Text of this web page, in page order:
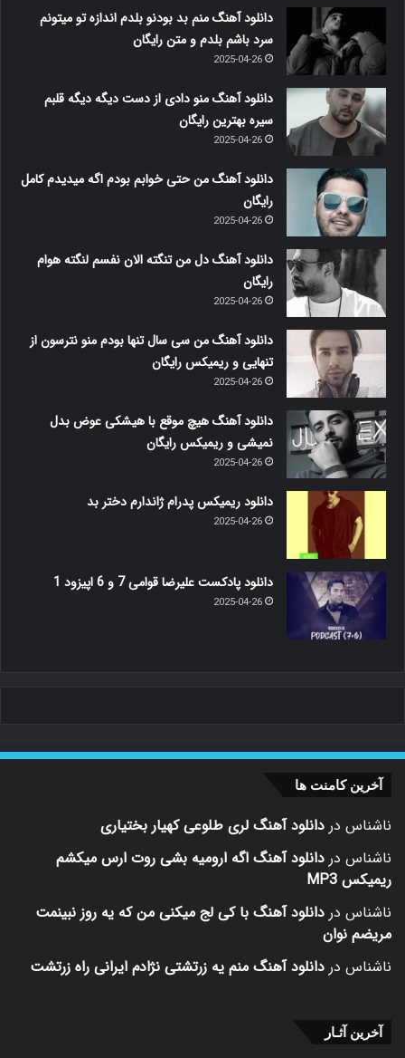
دانلود آهنگ منم بد بودنو بلدم اندازه تو میتونم
سرد باشم بلدم و متن رایگان
2025-04-26
دانلود آهنگ منو دادی از دست دیگه دیگه قلبم
سیره بهترین رایگان
2025-04-26
دانلود آهنگ من حتی خوابم بودم اگه میدیدم کامل
رایگان
2025-04-26
دانلود آهنگ دل من تنگته الان نفسم لنگته هوام
رایگان
2025-04-26
دانلود آهنگ من سی سال تنها بودم منو نترسون از
تنهایی و ریمیکس رایگان
2025-04-26
دانلود آهنگ هیچ موقع با هیشکی عوض بدل
نمیشی و ریمیکس رایگان
2025-04-26
دانلود ریمیکس پدرام ژاندارم دختر بد
2025-04-26
دانلود پادکست علیرضا قوامی 7 و 6 اپیزود 1
2025-04-26
آخرین کامنت ها
ناشناس در دانلود آهنگ لری طلوعی کهیار بختیاری
ناشناس در دانلود آهنگ اگه ارومیه بشی روت ارس میکشم
ریمیکس MP3
ناشناس در دانلود آهنگ با کی لج میکنی من که یه روز نبینمت
مریضم نوان
ناشناس در دانلود آهنگ منم یه زرتشتی نژادم ایرانی راه زرتشت
آخرین آثـار